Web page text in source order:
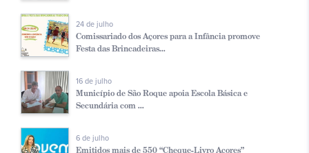
24 de julho
Comissariado dos Açores para a Infância promove
Festa das Brincadeiras...
16 de julho
Município de São Roque apoia Escola Básica e
Secundária com ...
6 de julho
Emitidos mais de 550 “Cheque-Livro Açores”